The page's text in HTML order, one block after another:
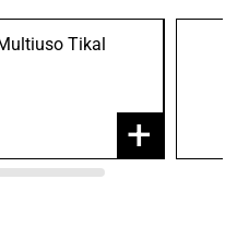
Tikal
+